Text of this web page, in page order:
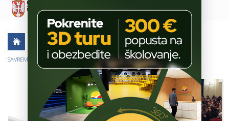
NACIONALNI
PROGRAM
PROGRAM
SAVREMENO
OBRAZOVANJE
ERASMUS+
AKTUELNO ŠKOLSKE PRIČE NAUKA
SAVREMENI GIMNAZIJALCI NA FESTIVALU ZDRAVLJA